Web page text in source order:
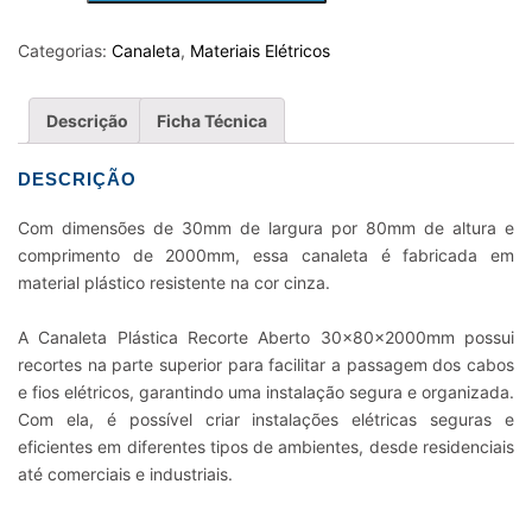
ABERTO
CINZA
quantidade
Categorias: Canaleta, Materiais Elétricos
Descrição Ficha Técnica
DESCRIÇÃO
Com dimensões de 30mm de largura por 80mm de altura e
comprimento de 2000mm, essa canaleta é fabricada em
material plástico resistente na cor cinza.
A Canaleta Plástica Recorte Aberto 30x80x2000mm possui
recortes na parte superior para facilitar a passagem dos cabos
e fios elétricos, garantindo uma instalação segura e organizada.
Com ela, é possível criar instalações elétricas seguras e
eficientes em diferentes tipos de ambientes, desde residenciais
até comerciais e industriais.